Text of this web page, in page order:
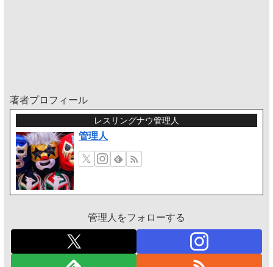
著者プロフィール
レスリングナウ管理人
管理人
管理人をフォローする